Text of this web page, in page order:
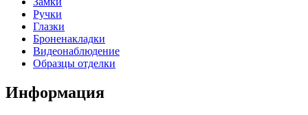
Ручки
Глазки
Броненакладки
Видеонаблюдение
Образцы отделки
Информация